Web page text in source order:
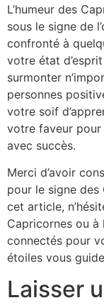
L’humeur des
sous le signe de
confronté à
votre état
surmonter
personnes
votre soif
votre faveur
avec succès.
Merci d’avoir
pour le signe des
cet article,
Capricornes ou à
connectés pour
étoiles vous
Laisser